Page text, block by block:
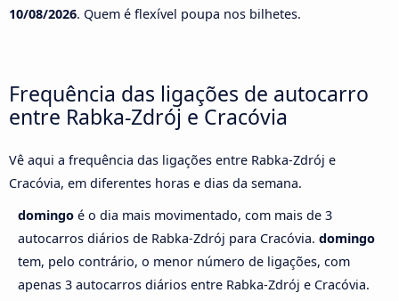
10/08/2026. Quem é flexível poupa nos bilhetes.
Frequência das ligações de autocarro
entre Rabka-Zdrój e Cracóvia
Vê aqui a frequência das ligações entre Rabka-Zdrój e
Cracóvia, em diferentes horas e dias da semana.
domingo é o dia mais movimentado, com mais de 3
autocarros diários de Rabka-Zdrój para Cracóvia. domingo
tem, pelo contrário, o menor número de ligações, com
apenas 3 autocarros diários entre Rabka-Zdrój e Cracóvia.